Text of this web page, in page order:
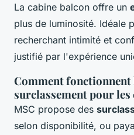
La cabine balcon offre un
plus de luminosité. Idéale
recherchant intimité et
justifié par l'expérience
Comment fonctionnent
surclassement pour les
MSC propose des
selon disponibilité, ou